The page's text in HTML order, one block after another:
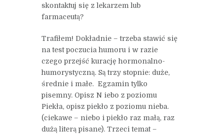
skontaktuj się z lekarzem lub
farmaceutą?
Trafiłem! Dokładnie – trzeba stawić się
na test poczucia humoru i w razie
czego przejść kurację hormonalno-
humorystyczną. Są trzy stopnie: duże,
średnie i małe. Egzamin tylko
pisemny. Opisz N iebo z poziomu
Piekła, opisz piekło z poziomu nieba.
(ciekawe – niebo i piekło raz małą, raz
dużą literą pisane). Trzeci temat –